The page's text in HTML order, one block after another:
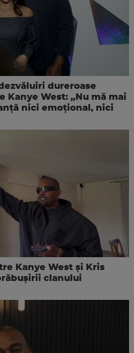
dureroase
Kanye West: „Nu mă mai
nici emoțional, nici
Kanye West și Kris
clanului